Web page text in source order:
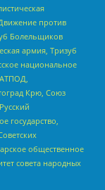
против
Болельщиков
армия, Тризуб
национальное
Крю, Союз
государство,
общественное
совета народных